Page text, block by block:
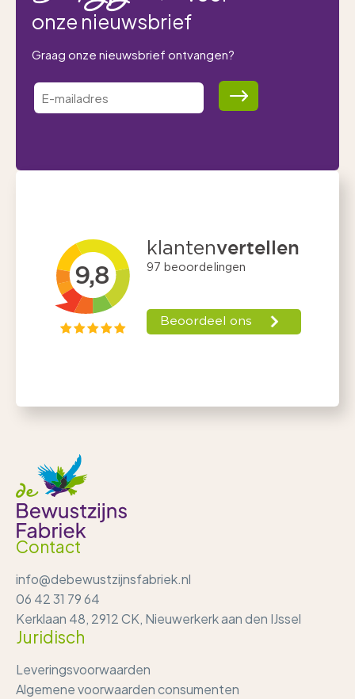
onze nieuwsbrief
Graag onze nieuwsbrief ontvangen?
Contact
info@debewustzijnsfabriek.nl
06 42 31 79 64
Kerklaan 48, 2912 CK, Nieuwerkerk aan den IJssel
Juridisch
Leveringsvoorwaarden
Algemene voorwaarden consumenten